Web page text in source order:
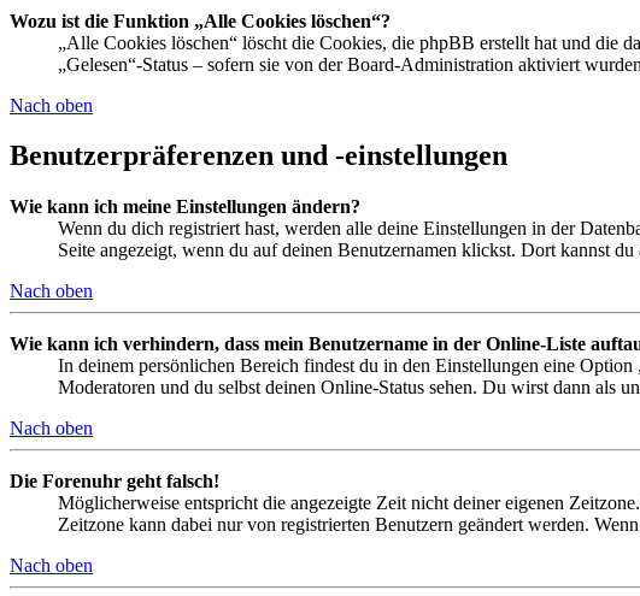
Wozu ist die Funktion „Alle Cookies löschen“?
„Alle Cookies löschen“ löscht die Cookies, die phpBB erstellt hat und die
„Gelesen“-Status – sofern sie von der Board-Administration aktiviert
Nach oben
Benutzerpräferenzen und -einstellungen
Wie kann ich meine Einstellungen ändern?
Wenn du dich registriert hast, werden alle deine Einstellungen in der
Seite angezeigt, wenn du auf deinen Benutzernamen klickst. Dort kannst
Nach oben
Wie kann ich verhindern, dass mein Benutzername in der Online-Liste
In deinem persönlichen Bereich findest du in den Einstellungen eine
Moderatoren und du selbst deinen Online-Status sehen. Du wirst dann als
Nach oben
Die Forenuhr geht falsch!
Möglicherweise entspricht die angezeigte Zeit nicht deiner eigenen
Zeitzone kann dabei nur von registrierten Benutzern geändert werden.
Nach oben